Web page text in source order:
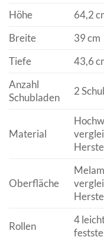
Höhe
64,2
Breite
39 cm
Tiefe
43,6
Anzahl
Schubladen
2
Material
Oberfläche
Rollen
4